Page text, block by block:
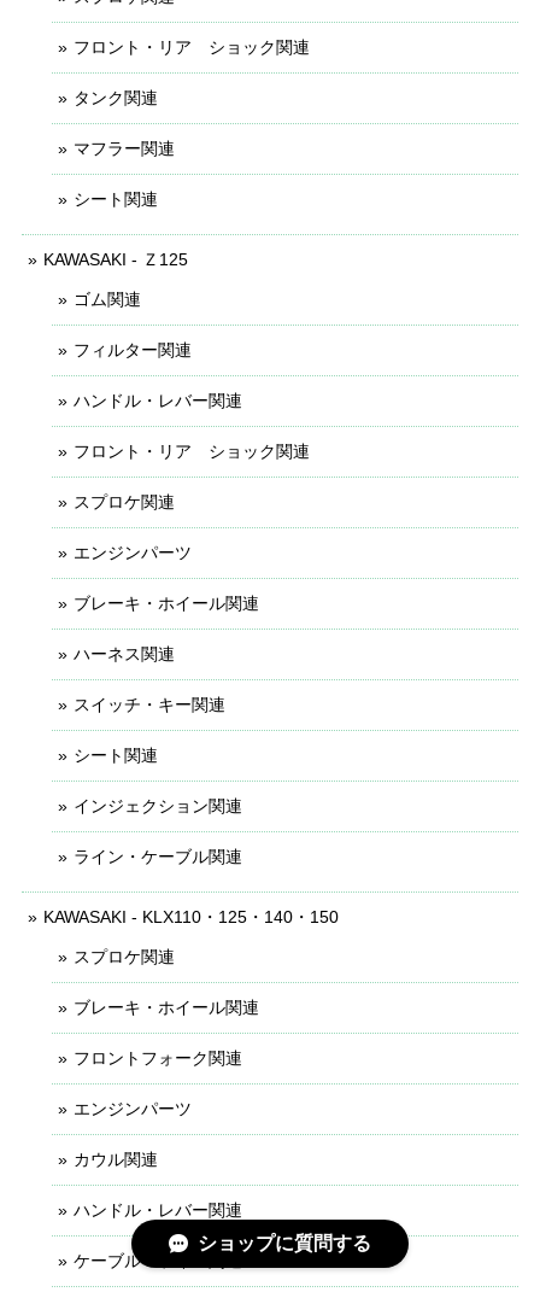
フロント・リア ショック関連
タンク関連
マフラー関連
シート関連
KAWASAKI - Ｚ125
ゴム関連
フィルター関連
ハンドル・レバー関連
フロント・リア ショック関連
スプロケ関連
エンジンパーツ
ブレーキ・ホイール関連
ハーネス関連
スイッチ・キー関連
シート関連
インジェクション関連
ライン・ケーブル関連
KAWASAKI - KLX110・125・140・150
スプロケ関連
ブレーキ・ホイール関連
フロントフォーク関連
エンジンパーツ
カウル関連
ハンドル・レバー関連
ケーブル・ライン関連
ショップに質問する